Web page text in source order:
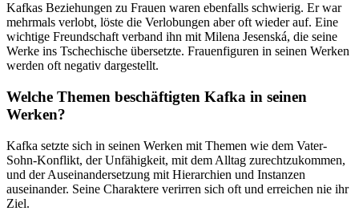
Kafkas Beziehungen zu Frauen waren ebenfalls schwierig. Er war
mehrmals verlobt, löste die Verlobungen aber oft wieder auf. Eine
wichtige Freundschaft verband ihn mit Milena Jesenská, die seine
Werke ins Tschechische übersetzte. Frauenfiguren in seinen Werken
werden oft negativ dargestellt.
Welche Themen beschäftigten Kafka in seinen
Werken?
Kafka setzte sich in seinen Werken mit Themen wie dem Vater-
Sohn-Konflikt, der Unfähigkeit, mit dem Alltag zurechtzukommen,
und der Auseinandersetzung mit Hierarchien und Instanzen
auseinander. Seine Charaktere verirren sich oft und erreichen nie ihr
Ziel.